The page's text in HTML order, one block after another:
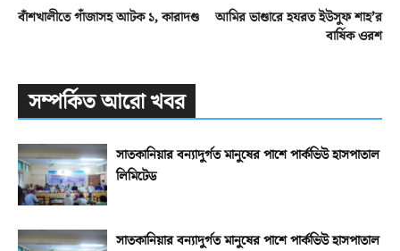
বাঁশখালীতে গাঁজাসহ আটক ১, কারাদণ্ড
আমির ভাণ্ডারে হযরত ইউসুফ শাহ’র
বার্ষিক ওরশ
সম্পর্কিত আরো খবর
সাতকানিয়ার বন্যাদুর্গত মানুষের পাশে পার্কভিউ হাসপাতাল
লিমিটেড
সাতকানিয়ার বন্যাদুর্গত মানুষের পাশে পার্কভিউ হাসপাতাল